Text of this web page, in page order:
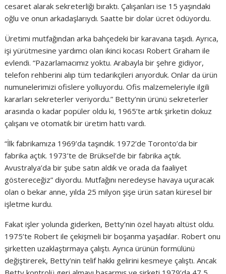
cesaret alarak sekreterliği bıraktı. Çalışanları ise 15 yaşındaki
oğlu ve onun arkadaşlarıydı. Saatte bir dolar ücret ödüyordu.
Üretimi mutfağından arka bahçedeki bir karavana taşıdı. Ayrıca,
işi yürütmesine yardımcı olan ikinci kocası Robert Graham ile
evlendi. “Pazarlamacımız yoktu. Arabayla bir şehre gidiyor,
telefon rehberini alıp tüm tedarikçileri arıyorduk. Onlar da ürün
numunelerimizi ofislere yolluyordu. Ofis malzemeleriyle ilgili
kararları sekreterler veriyordu.” Betty’nin ürünü sekreterler
arasında o kadar popüler oldu ki, 1965’te artık şirketin dokuz
çalışanı ve otomatik bir üretim hattı vardı.
“İlk fabrikamıza 1969’da taşındık. 1972’de Toronto’da bir
fabrika açtık. 1973’te de Brüksel’de bir fabrika açtık.
Avustralya’da bir şube satın aldık ve orada da faaliyet
göstereceğiz” diyordu. Mutfağını neredeyse havaya uçuracak
olan o bekar anne, yılda 25 milyon şişe ürün satan küresel bir
işletme kurdu.
Fakat işler yolunda giderken, Betty’nin özel hayatı altüst oldu.
1975’te Robert ile çekişmeli bir boşanma yaşadılar. Robert onu
şirketten uzaklaştırmaya çalıştı. Ayrıca ürünün formülünü
değiştirerek, Betty’nin telif hakkı gelirini kesmeye çalıştı. Ancak